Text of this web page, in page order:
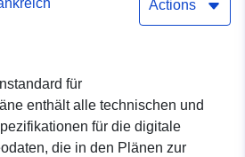
von Ton in der
Actions
für
enthält alle technischen und
für die digitale
die in den Plänen zur